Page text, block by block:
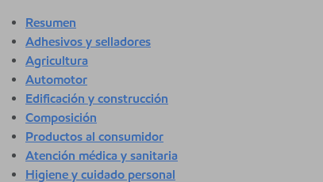
Resumen
Adhesivos y selladores
Agricultura
Automotor
Edificación y construcción
Composición
Productos al consumidor
Atención médica y sanitaria
Higiene y cuidado personal